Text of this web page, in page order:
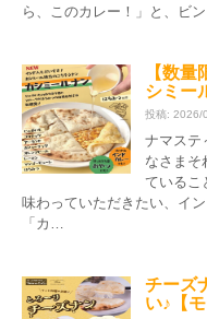
ら、このカレー！」と、ビ
【数
シミー
投稿: 2026/
ナマステ
なさまそ
ているこ
味わっていただきたい、イ
「カ…
チーズ
い♪【モ